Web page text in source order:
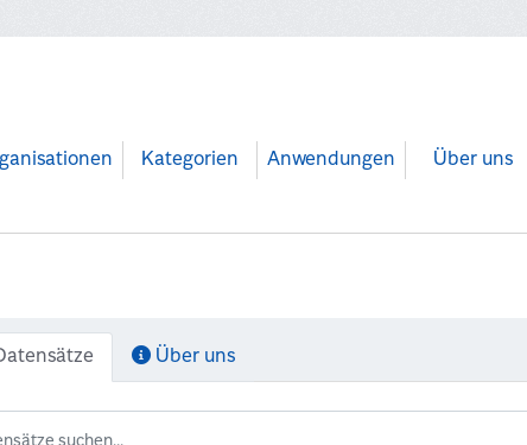
Kategorien Anwendungen Über uns
Über uns